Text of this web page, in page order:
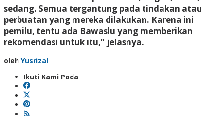
sedang. Semua tergantung pada tindakan atau
perbuatan yang mereka dilakukan. Karena ini
pemilu, tentu ada Bawaslu yang memberikan
rekomendasi untuk itu,” jelasnya.
oleh Yusrizal
Ikuti Kami Pada